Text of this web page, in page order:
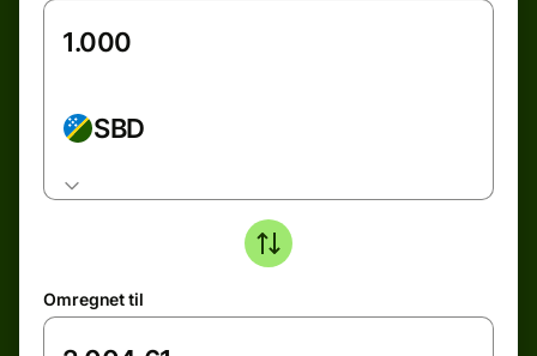
SBD
Omregnet til